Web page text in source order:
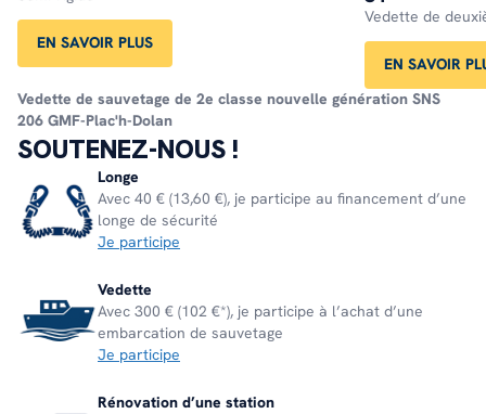
EN SAVOIR PLUS
Vedette de
EN SAVOIR
Vedette de sauvetage de 2e classe nouvelle génération SNS
206 GMF-Plac'h-Dolan
SOUTENEZ-NOUS !
Longe
Avec 40 € (13,60 €), je participe au financement d’une
longe de sécurité
Je participe
Vedette
Avec 300 € (102 €*), je participe à l’achat d’une
embarcation de sauvetage
Je participe
Rénovation d’une station